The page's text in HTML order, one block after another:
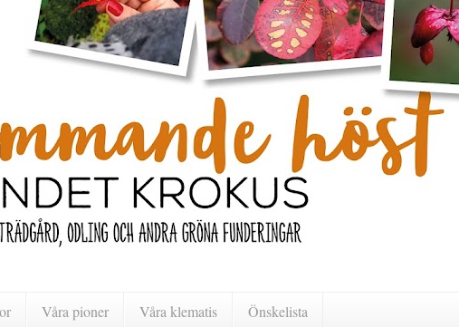
Våra pioner Våra klematis Önskelista